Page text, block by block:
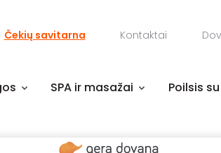
Čekių savitarna Kontaktai
SPA ir masažai Poilsis